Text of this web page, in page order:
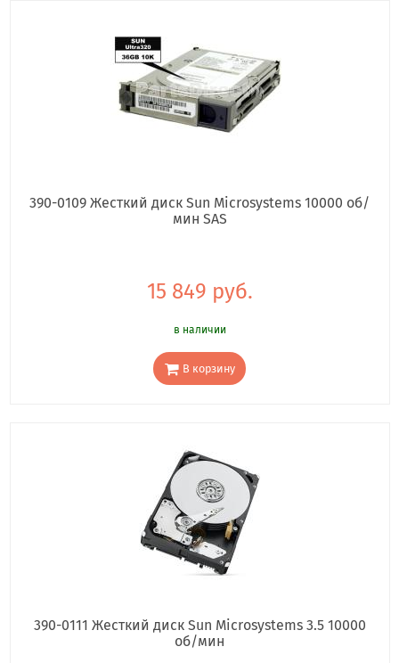
390-0109 Жесткий диск Sun Microsystems 10000 об/
мин SAS
15 849 руб.
в наличии
В корзину
390-0111 Жесткий диск Sun Microsystems 3.5 10000
об/мин